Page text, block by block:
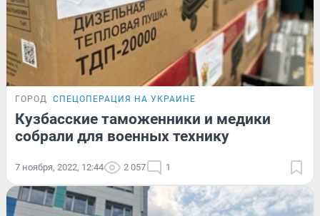
ГОРОД СПЕЦОПЕРАЦИЯ НА УКРАИНЕ
Кузбасские таможенники и медики
собрали для военных технику
7 ноября, 2022, 12:44 2 057 1